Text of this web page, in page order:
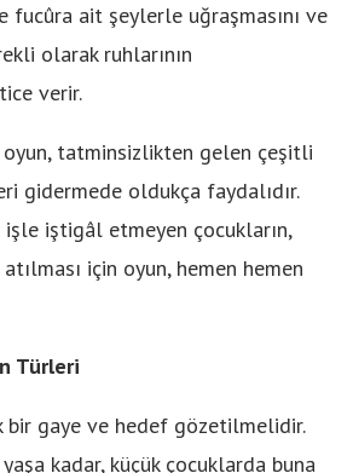
fucûra ait şeylerle uğraşmasını ve
olarak ruhlarının
verir.
oyun, tatminsizlikten gelen çeşitli
gidermede oldukça faydalıdır.
işle iştigâl etmeyen çocukların,
için oyun, hemen hemen
Türleri
bir gaye ve hedef gözetilmelidir.
kadar, küçük çocuklarda buna